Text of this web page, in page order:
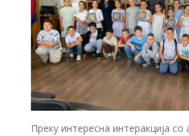
Преку интересна интеракција со